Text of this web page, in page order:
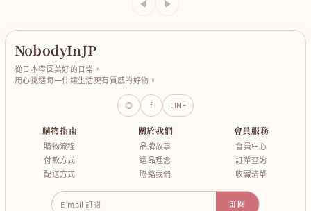
上一頁下一頁
NobodyInJP
從日本帶回美好的日常，
用心挑選每一件讓生活更有質感的好物。
◎ f LINE
購物指南
購物流程
付款方式
配送方式
關於我們
品牌故事
選品理念
聯絡我們
會員服務
會員中心
訂單查詢
收藏清單
E-mail 訂閱 訂閱